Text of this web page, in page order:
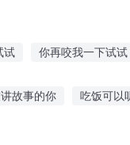
试 你再咬我一下试试
故事的你 吃饭可以